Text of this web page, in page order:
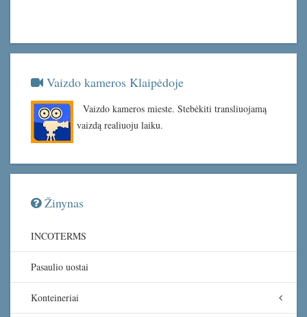
Vaizdo kameros Klaipėdoje
Vaizdo kameros mieste. Stebėkiti transliuojamą
vaizdą realiuoju laiku.
Žinynas
INCOTERMS
Pasaulio uostai
Konteineriai